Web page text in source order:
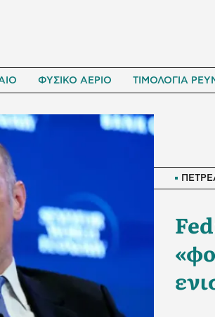
ΦΥΣΙΚΟ ΑΕΡΙΟ ΤΙΜΟΛΟΓΙΑ